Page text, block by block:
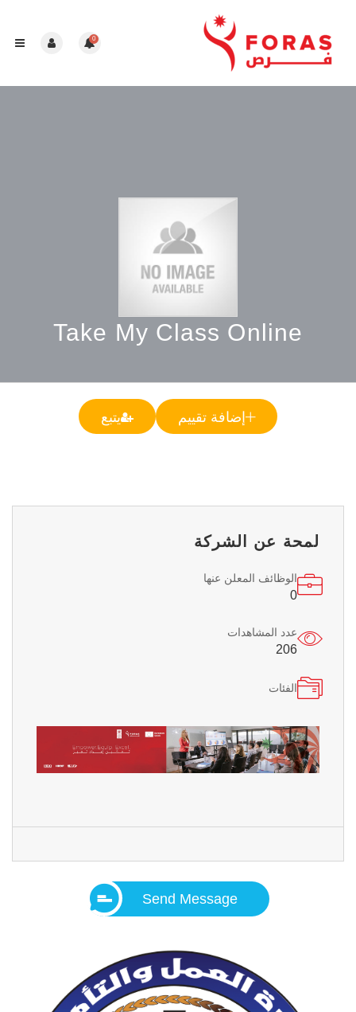
0
Take My Class Online
إضافة تقييم يتبع
لمحة عن الشركة
الوظائف المعلن عنها
0
عدد المشاهدات
206
الفئات
Send Message